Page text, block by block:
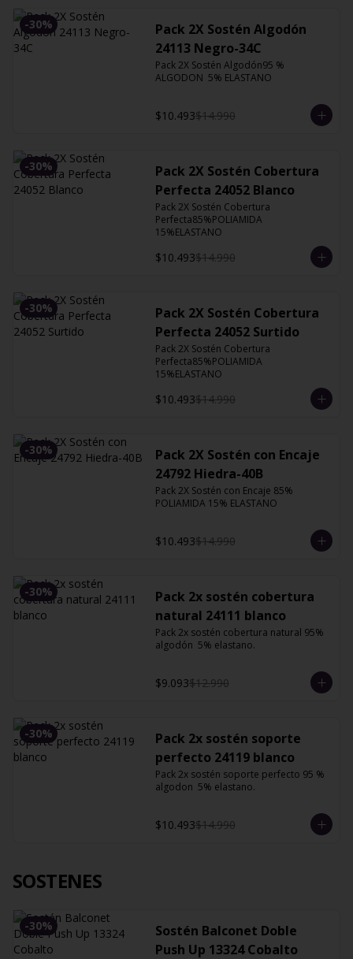
-30%
Pack 2X Sostén Algodón
24113 Negro-34C
Pack 2X Sostén Algodón95 %
ALGODON  5% ELASTANO
$10.493$14.990
-30%
Pack 2X Sostén Cobertura
Perfecta 24052 Blanco
Pack 2X Sostén Cobertura
Perfecta85%POLIAMIDA
15%ELASTANO
$10.493$14.990
-30%
Pack 2X Sostén Cobertura
Perfecta 24052 Surtido
Pack 2X Sostén Cobertura
Perfecta85%POLIAMIDA
15%ELASTANO
$10.493$14.990
-30%
Pack 2X Sostén con Encaje
24792 Hiedra-40B
Pack 2X Sostén con Encaje 85%
POLIAMIDA 15% ELASTANO
$10.493$14.990
-30%
Pack 2x sostén cobertura
natural 24111 blanco
Pack 2x sostén cobertura natural 95%
algodón  5% elastano.
$9.093$12.990
-30%
Pack 2x sostén soporte
perfecto 24119 blanco
Pack 2x sostén soporte perfecto 95 %
algodon  5% elastano.
$10.493$14.990
SOSTENES
-30%
Sostén Balconet Doble
Push Up 13324 Cobalto